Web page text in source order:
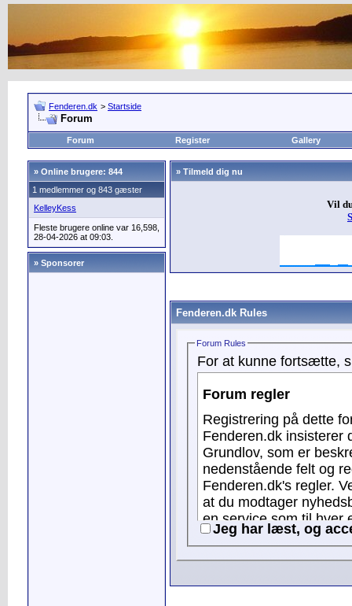
Fenderen.dk > Startside
Forum
Forum Register Gallery
» Online brugere: 844
1 medlemmer og 843 gæster
KelleyKess
Fleste brugere online var 16,598,
28-04-2026 at 09:03.
» Sponsorer
» Tilmeld dig nu
Vil
Fenderen.dk Rules
Forum Rules
For at kunne fortsætte,
Forum regler
Registrering på dette forum
Fenderen.dk insisterer
Grundlov, som er beskrevet i
nedenstående felt og
Fenderen.dk's regler. Ved registering som bruger, accepterer du samtidig,
at du modtager
en service som til hver en tid kan
gældende vedrørende
profilnavne
brugeren/virksomheden er
Jeg har læst, og